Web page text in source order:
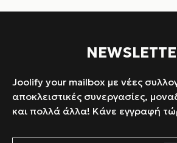
Joolify your mailbox με νέες
αποκλειστικές συνεργασίες,
και πολλά άλλα! Κάνε εγγραφή